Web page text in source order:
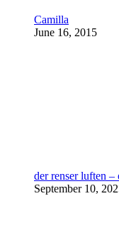
Camilla
June 16, 2015
der renser luften –
September 10,